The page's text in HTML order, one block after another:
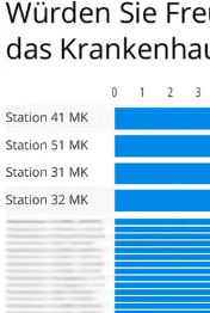
Danke an das gesamt
aufkamen. Wegen
keine 15 Minuten
zurück. Top.